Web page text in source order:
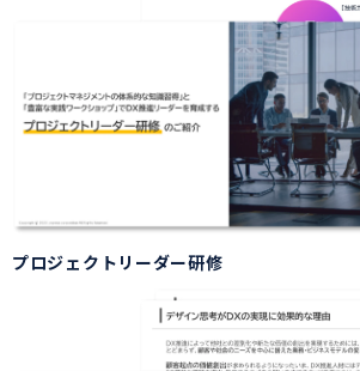
プロジェクトリーダー研修